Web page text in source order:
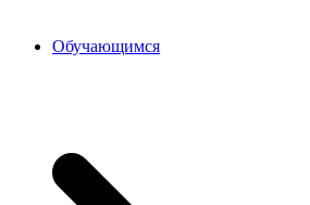
Обучающимся